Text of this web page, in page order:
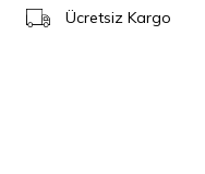
hazırlayın. Seçimlerinizi
Ücretsiz Kargo